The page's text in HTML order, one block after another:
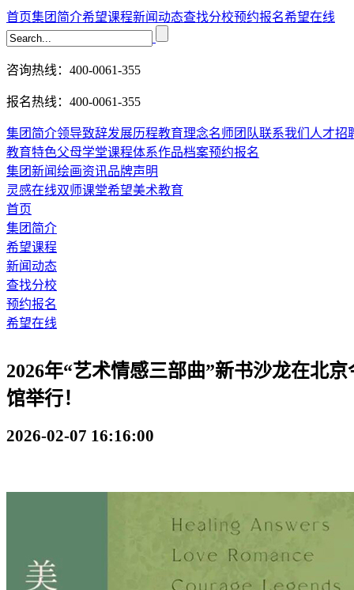
首页集团简介希望课程新闻动态查找分校预约报名希望在线
咨询热线：400-0061-355
报名热线：400-0061-355
集团简介领导致辞发展历程教育理念名师团队联系我们 人才招
教育特色父母学堂课程体系作品档案预约报名
集团新闻绘画资讯品牌声明
灵感在线双师课堂希望美术教育
首页
集团简介
希望课程
新闻动态
查找分校
预约报名
希望在线
2026年“艺术情感三部曲”新书沙龙在北
馆举行！
2026-02-07 16:16:00